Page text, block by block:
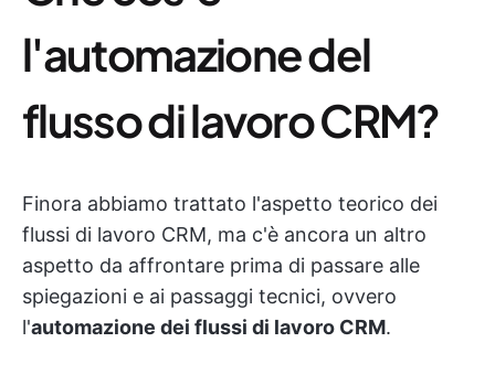
l'automazione del
flusso di lavoro CRM?
Finora abbiamo trattato l'aspetto teorico dei
flussi di lavoro CRM, ma c'è ancora un altro
aspetto da affrontare prima di passare alle
spiegazioni e ai passaggi tecnici, ovvero
l'automazione dei flussi di lavoro CRM.